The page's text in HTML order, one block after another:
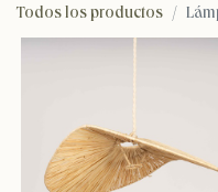
Todos los productos